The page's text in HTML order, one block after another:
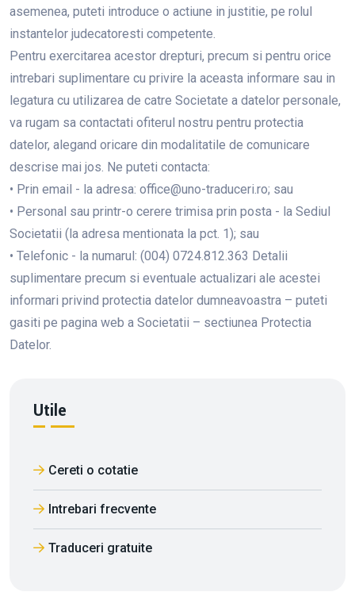
asemenea, puteti introduce o actiune in justitie, pe rolul
instantelor judecatoresti competente.
Pentru exercitarea acestor drepturi, precum si pentru orice
intrebari suplimentare cu privire la aceasta informare sau in
legatura cu utilizarea de catre Societate a datelor personale,
va rugam sa contactati ofiterul nostru pentru protectia
datelor, alegand oricare din modalitatile de comunicare
descrise mai jos. Ne puteti contacta:
• Prin email - la adresa: office@uno-traduceri.ro; sau
• Personal sau printr-o cerere trimisa prin posta - la Sediul
Societatii (la adresa mentionata la pct. 1); sau
• Telefonic - la numarul: (004) 0724.812.363 Detalii
suplimentare precum si eventuale actualizari ale acestei
informari privind protectia datelor dumneavoastra – puteti
gasiti pe pagina web a Societatii – sectiunea Protectia
Datelor.
Utile
Cereti o cotatie
Intrebari frecvente
Traduceri gratuite